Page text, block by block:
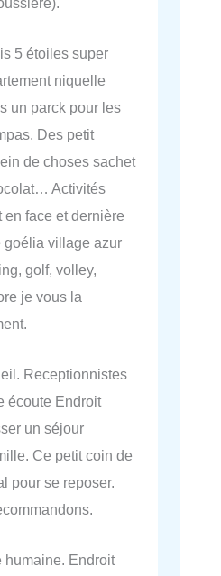
5 étoiles super
niquelle
un parck pour les
Des petit
de choses sachet
Activités
en face et dernière
goélia village azur
golf, volley,
je vous la
Receptionnistes
écoute Endroit
un séjour
Ce petit coin de
pour se reposer.
humaine. Endroit